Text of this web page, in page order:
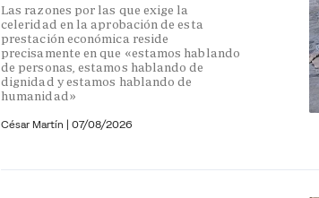
Las razones por las que exige la
celeridad en la aprobación de esta
prestación económica reside
precisamente en que «estamos hablando
de personas, estamos hablando de
dignidad y estamos hablando de
humanidad»
César Martín | 07/08/2026